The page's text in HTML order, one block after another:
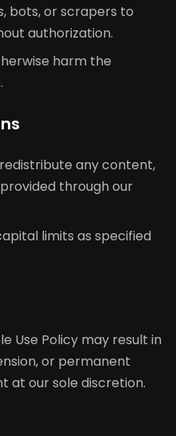
bots, or scrapers to
authorization.
harm the
any content,
through our
limits as specified
Use Policy may result in
or permanent
at our sole discretion.